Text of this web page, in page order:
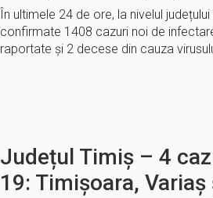
În ultimele 24 de ore, la nivelul
confirmate 1408 cazuri noi de
raportate și 2 decese din cauza
Județul Timiș – 4
19: Timișoara, Variaș